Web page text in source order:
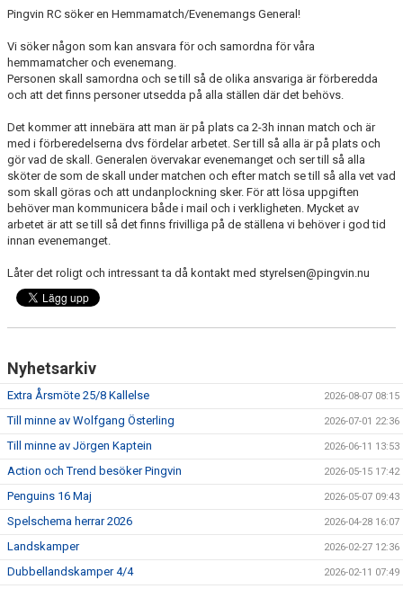
MATCHER
ENGLISH
WEBSHOP
ANTIDOPING
LIU GYMNASIUM-RUGBY
Pingvin RC söker en Hemmamatch/Evenemangs General!
Vi söker någon som kan ansvara för och samordna för våra
hemmamatcher och evenemang.
Personen skall samordna och se till så de olika ansvariga är förberedda
och att det finns personer utsedda på alla ställen där det behövs.
Det kommer att innebära att man är på plats ca 2-3h innan match och är
med i förberedelserna dvs fördelar arbetet. Ser till så alla är på plats och
gör vad de skall. Generalen övervakar evenemanget och ser till så alla
sköter de som de skall under matchen och efter match se till så alla vet vad
som skall göras och att undanplockning sker. För att lösa uppgiften
behöver man kommunicera både i mail och i verkligheten. Mycket av
arbetet är att se till så det finns frivilliga på de ställena vi behöver i god tid
innan evenemanget.
Låter det roligt och intressant ta då kontakt med styrelsen@pingvin.nu
Nyhetsarkiv
Extra Årsmöte 25/8 Kallelse 2026-08-07 08:15
Till minne av Wolfgang Österling 2026-07-01 22:36
Till minne av Jörgen Kaptein 2026-06-11 13:53
Action och Trend besöker Pingvin 2026-05-15 17:42
Penguins 16 Maj 2026-05-07 09:43
Spelschema herrar 2026 2026-04-28 16:07
Landskamper 2026-02-27 12:36
Dubbellandskamper 4/4 2026-02-11 07:49